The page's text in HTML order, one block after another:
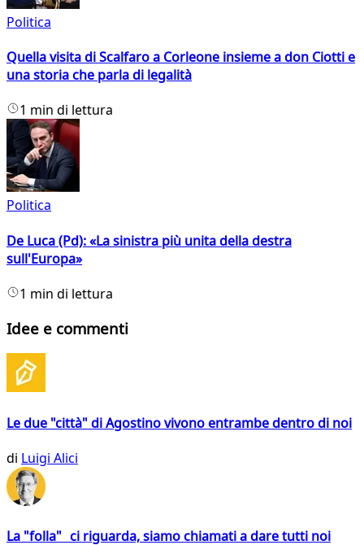
Politica
Quella visita di Scalfaro a Corleone insieme a don Ciotti e
una storia che parla di legalità
1 min di lettura
Politica
De Luca (Pd): «La sinistra più unita della destra
sull'Europa»
1 min di lettura
Idee e commenti
Le due "città" di Agostino vivono entrambe dentro di noi
di Luigi Alici
La "folla" ci riguarda, siamo chiamati a dare tutti noi